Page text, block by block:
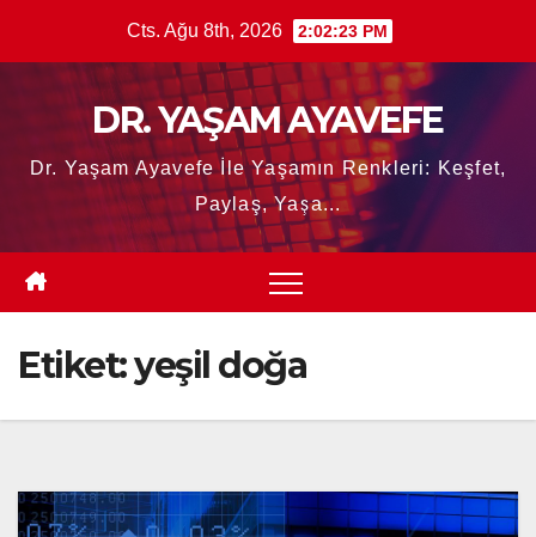
Cts. Ağu 8th, 2026 2:02:25 PM
DR. YAŞAM AYAVEFE
Dr. Yaşam Ayavefe İle Yaşamın Renkleri: Keşfet,
Paylaş, Yaşa...
Etiket:yeşil doğa